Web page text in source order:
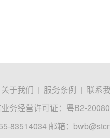
关于我们 | 服务条例 | 联系
务经营许可证：粤B2-
83514034 邮箱：